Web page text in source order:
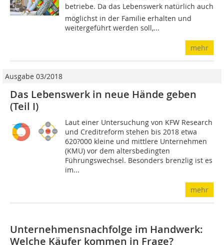
betriebe. Da das Lebenswerk natürlich auch
möglichst in der Familie erhalten und
weitergeführt werden soll,...
mehr
Ausgabe 03/2018
Das Lebenswerk in neue Hände geben
(Teil I)
Laut einer Untersuchung von KFW Research
und Creditreform stehen bis 2018 etwa
620?000 kleine und mittlere Unternehmen
(KMU) vor dem altersbedingten
Führungswechsel. Besonders brenzlig ist es
im...
mehr
Unternehmensnachfolge im Handwerk:
Welche Käufer kommen in Frage?